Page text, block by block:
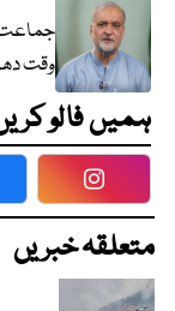
وقت
ہمیں فالو
متعلقہ خبریں